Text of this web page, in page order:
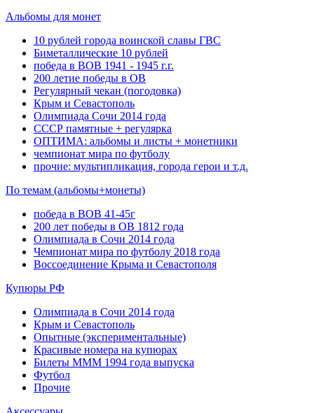
Альбомы для монет
10 рублей города воинской славы ГВС
Биметаллические 10 рублей
победа в ВОВ 1941 - 1945 г.г.
200 летие победы в ОВ
Регулярный чекан (погодовка)
Крым и Севастополь
Олимпиада Сочи 2014 года
СССР памятные + регулярка
ОПТИМА: альбомы и листы + монетники
чемпионат мира по футболу
прочие: мультипликация, города герои и т.д.
По темам (альбомы+монеты)
победа в ВОВ 41-45г
200 лет победы в ОВ 1812 года
Олимпиада в Сочи 2014 года
Чемпионат мира по футболу 2018 года
Воссоединение Крыма и Севастополя
Купюры РФ
Олимпиада в Сочи 2014 года
Крым и Севастополь
Опытные (экспериментальные)
Красивые номера на купюрах
Билеты МММ 1994 года выпуска
Футбол
Прочие